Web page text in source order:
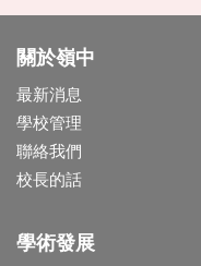
關於嶺中
最新消息
學校管理
聯絡我們
校長的話
學術發展